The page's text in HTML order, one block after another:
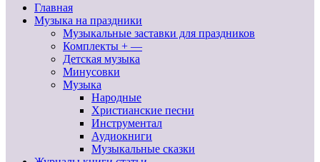
Главная
Музыка на праздники
Музыкальные заставки для праздников
Комплекты + —
Детская музыка
Минусовки
Музыка
Народные
Христианские песни
Инструментал
Аудиокниги
Музыкальные сказки